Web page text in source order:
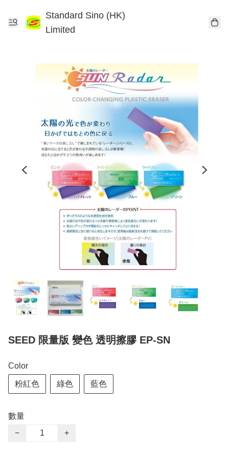
Standard Sino (HK)
Limited
SEED 限量版 變色 透明擦膠 EP-SN
Color
粉紅色 綠色 藍色
數量
−
+